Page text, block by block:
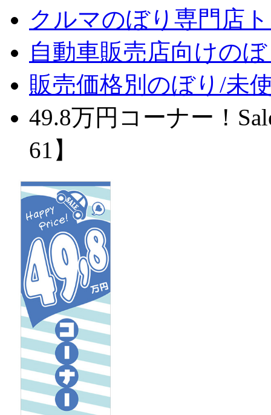
クルマのぼり専門店
自動車販売店向けの
販売価格別のぼり/未
49.8万円コーナー！
61】